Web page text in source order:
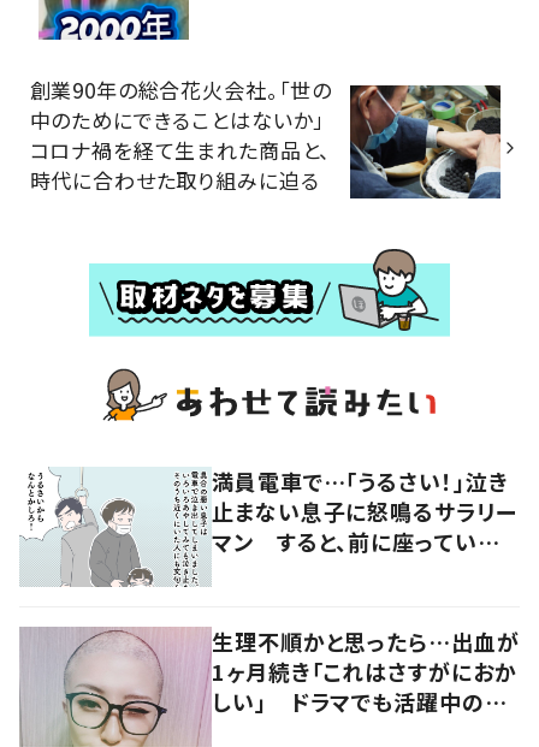
創業90年の総合花火会社。「世の
中のためにできることはないか」
コロナ禍を経て生まれた商品と、
時代に合わせた取り組みに迫る
満員電車で…「うるさい！」泣き
止まない息子に怒鳴るサラリー
マン すると、前に座っていた
生理不順かと思ったら…出血が
1ヶ月続き「これはさすがにおか
しい」 ドラマでも活躍中の女